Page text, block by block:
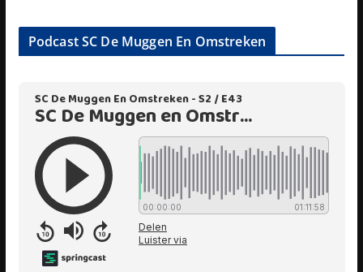
Podcast SC De Muggen En Omstreken